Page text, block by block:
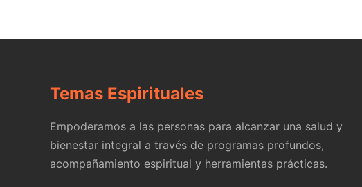
Temas Espirituales
Empoderamos a las personas para alcanzar una salud y
bienestar integral a través de programas profundos,
acompañamiento espiritual y herramientas prácticas.